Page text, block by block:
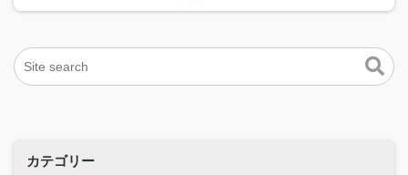
カテゴリー